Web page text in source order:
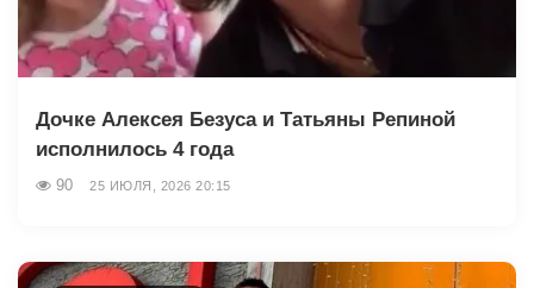
Дочке Алексея Безуса и Татьяны Репиной
исполнилось 4 года
90 25 ИЮЛЯ, 2026 20:15